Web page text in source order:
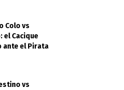
Colo vs
el Cacique
ante el Pirata
vs